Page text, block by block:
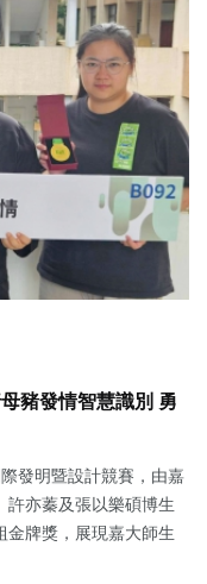
豬發情智慧識別 勇
發明暨設計競賽，由嘉
許亦蓁及張以樂碩博生
金牌獎，展現嘉大師生